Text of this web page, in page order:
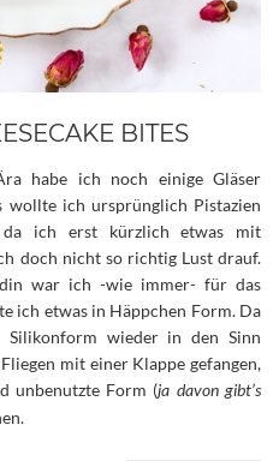
BITES
habe ich noch einige Gläser
wollte ich ursprünglich Pistazien
da ich erst kürzlich etwas mit
doch nicht so richtig Lust drauf.
war ich -wie immer- für das
ich etwas in Häppchen Form. Da
wieder in den Sinn
mit einer Klappe gefangen,
unbenutzte Form (ja davon gibt’s